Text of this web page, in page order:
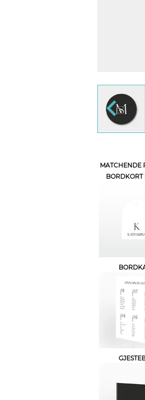
MATCHENDE
BORDKORT